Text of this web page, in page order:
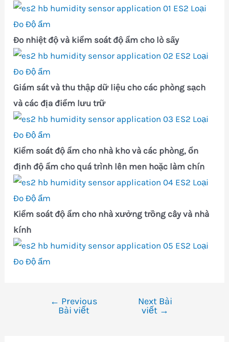
Đo nhiệt độ và kiểm soát độ ẩm cho lò sấy
Giám sát và thu thập dữ liệu cho các phòng sạch
và các địa điểm lưu trữ
Kiểm soát độ ẩm cho nhà kho và các phòng, ổn
định độ ẩm cho quá trình lên men hoặc làm chín
Kiểm soát độ ẩm cho nhà xưởng trồng cây và nhà
kính
← Previous
Bài viết
Next Bài
viết →